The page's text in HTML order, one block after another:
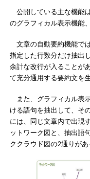
公開している主な機能
のグラフィカル表示機能
文章の自動要約機能で
指定した行数分だけ抽出
余計な改行が入ることが
て充分通用する要約文を
また、グラフィカル表
ける語句を抽出して、そ
には、同じ文章内で出現
ットワーク図と、抽出語
ククラウド図の2通りがあ